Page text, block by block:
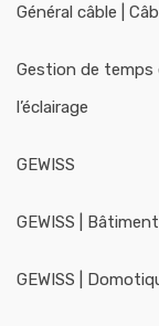
Général câble |
Gestion de temps
l’éclairage
GEWISS
GEWISS | Bâtiment
GEWISS |